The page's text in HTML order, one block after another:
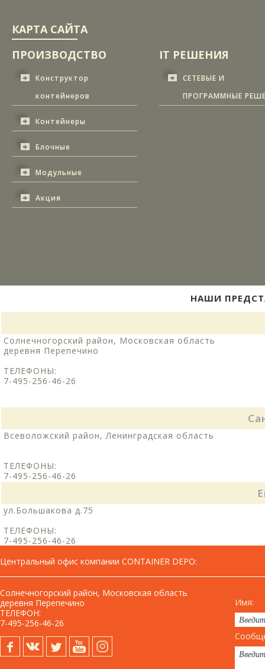
КАРТА САЙТА
ПРОИЗВОДСТВО
Конструктор
контейнеров
Контейнеры
Блочные
Модульные
Акция
IT РЕШЕНИЯ
СЕТЕВЫЕ И
ПРОГРАММНЫЕ
НАШИ
Солнечногорский район, Московская область
деревня Перепечино
ТЕЛЕФОНЫ:
7-495-256-46-26
Всеволожский район, Ленинградская область
ТЕЛЕФОНЫ:
7-495-256-46-26
ул.Большакова д.75
ТЕЛЕФОНЫ:
7-495-256-46-26
Центральный офис компании CONTAINER DEPO:
Солнечногорский район, Московская область
деревня Перепечино
ТЕЛЕФОН:
7-495-256-46-26
Имя: